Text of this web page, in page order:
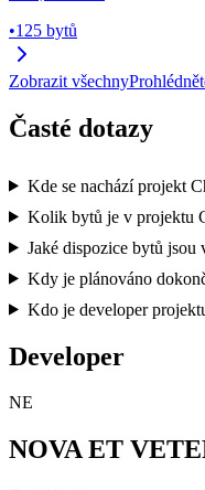
•125 bytů
Zobrazit všechny
Časté dotazy
Kde se nachází projekt
Kolik bytů je v projektu
Jaké dispozice bytů jsou
Kdy je plánováno
Kdo je developer
Developer
NE
NOVA ET